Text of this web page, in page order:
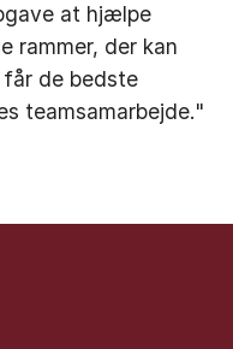
at hjælpe
rammer, der kan
de bedste
teamsamarbejde."